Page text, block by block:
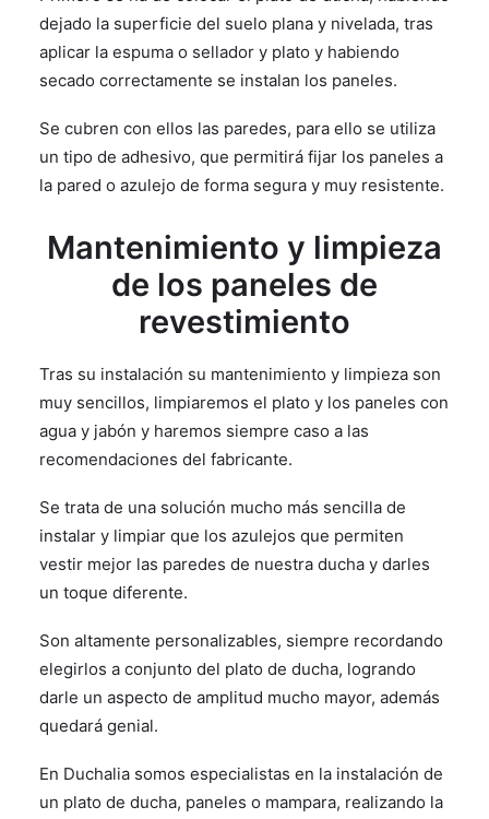
dejado la superficie del suelo plana y nivelada, tras
aplicar la espuma o sellador y plato y habiendo
secado correctamente se instalan los paneles.
Se cubren con ellos las paredes, para ello se utiliza
un tipo de adhesivo, que permitirá fijar los paneles a
la pared o azulejo de forma segura y muy resistente.
Mantenimiento y limpieza
de los paneles de
revestimiento
Tras su instalación su mantenimiento y limpieza son
muy sencillos, limpiaremos el plato y los paneles con
agua y jabón y haremos siempre caso a las
recomendaciones del fabricante.
Se trata de una solución mucho más sencilla de
instalar y limpiar que los azulejos que permiten
vestir mejor las paredes de nuestra ducha y darles
un toque diferente.
Son altamente personalizables, siempre recordando
elegirlos a conjunto del plato de ducha, logrando
darle un aspecto de amplitud mucho mayor, además
quedará genial.
En Duchalia somos especialistas en la instalación de
un plato de ducha, paneles o mampara, realizando la